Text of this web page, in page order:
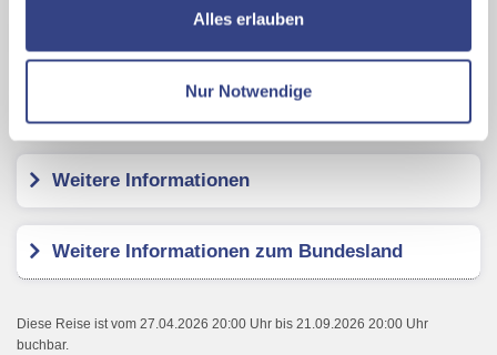
ermöglichen, dabei kommt es auch zu Übermittlungen
Datenschutzseite
Mit Klick auf "Alles erlauben" stimmen Sie der
Verwendung der Cookies & Plugins auf unseren
Webseiten zu.
Alles erlauben
Nur Notwendige
Weitere Informationen
Weitere Informationen zum Bundesland
Diese Reise ist vom 27.04.2026 20:00 Uhr bis 21.09.2026 20:00 Uhr
buchbar.